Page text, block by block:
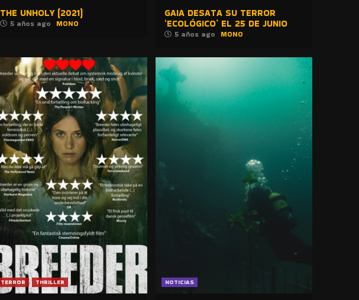
THE UNHOLY (2021)
5 años ago MONO
GAIA DESATA SU TERROR
‘ECOLÓGICO’ EL 25 DE JUNIO
5 años ago MONO
TERROR THRILLER NOTICIAS